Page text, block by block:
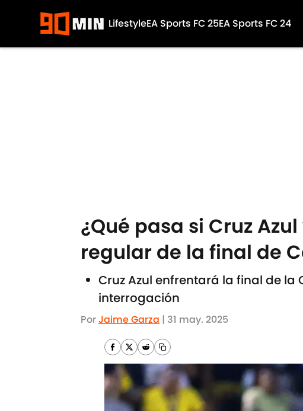
LifestyleEA Sports FC 25EA Sports FC 24
¿Qué pasa si Cruz
regular de la final de
Cruz Azul enfrentará la final de la
interrogación
PorJaime Garza | 31 may. 2025